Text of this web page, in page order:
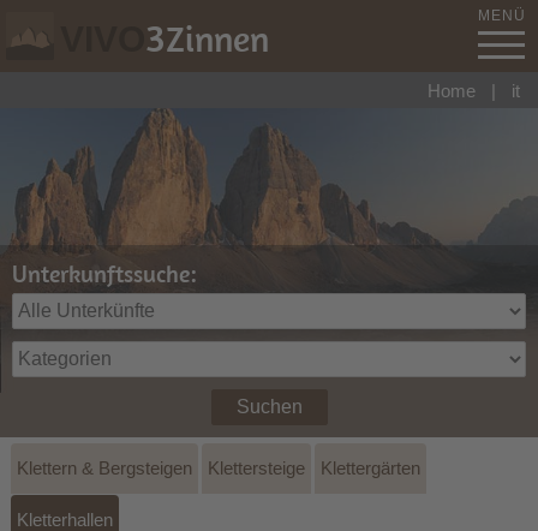
3Zinnen MENÜ
Unterkunftssuche:
Suchen
Home | it
Klettern & Bergsteigen Klettersteige Klettergärten
Kletterhallen